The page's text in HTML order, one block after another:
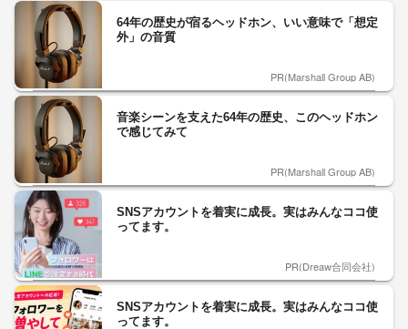
64年の歴史が宿るヘッドホン、いい意味で「想定
外」の音質
PR(Marshall Group AB)
音楽シーンを支えた64年の歴史、このヘッドホン
で感じてみて
PR(Marshall Group AB)
SNSアカウントを着実に成長。実はみんなココ使
ってます。
PR(Dreaw合同会社)
SNSアカウントを着実に成長。実はみんなココ使
ってます。